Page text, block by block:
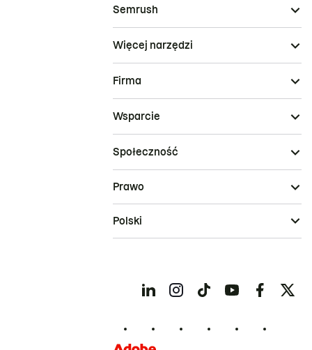
Semrush
Więcej narzędzi
Firma
Wsparcie
Społeczność
Prawo
Polski